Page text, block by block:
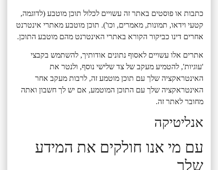
כתבות או פוסטים באתר זה עשויים לכלול תוכן מוטבע (לדוגמה,
קטעי וידאו, תמונות, מאמרים, וכו'). תוכן מוטבע מאתרי אינטרנט
אחרים דינו כביקור הקורא באתרי האינטרנט מהם מוטבע התוכן.
אתרים אלו עשויים לאסוף נתונים אודותיך, להשתמש בקבצי
'עוגיות', להטמיע מעקב של צד שלישי נוסף, ולנטר את
האינטראקציה שלך עם תוכן מוטמע זה, לרבות מעקב אחר
האינטראקציה שלך עם התוכן המוטמע, אם יש לך חשבון ואתה
מחובר לאתר זה.
אנליטיקה
עם מי אנו חולקים את המידע
שלך